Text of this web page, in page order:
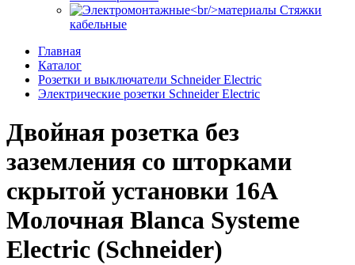
Стяжки
кабельные
Главная
Каталог
Розетки и выключатели Schneider Electric
Электрические розетки Schneider Electric
Двойная розетка без
заземления со шторками
скрытой установки 16А
Молочная Blanca Systeme
Electric (Schneider)